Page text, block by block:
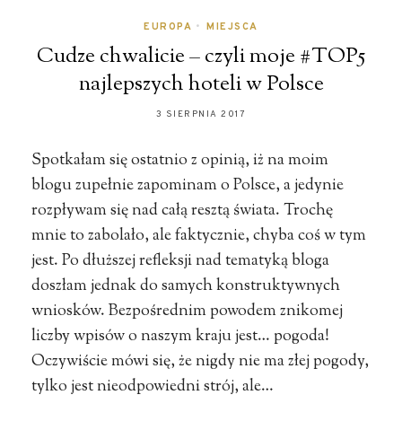
EUROPA • MIEJSCA
Cudze chwalicie – czyli moje #TOP5
najlepszych hoteli w Polsce
3 SIERPNIA 2017
Spotkałam się ostatnio z opinią, iż na moim
blogu zupełnie zapominam o Polsce, a jedynie
rozpływam się nad całą resztą świata. Trochę
mnie to zabolało, ale faktycznie, chyba coś w tym
jest. Po dłuższej refleksji nad tematyką bloga
doszłam jednak do samych konstruktywnych
wniosków. Bezpośrednim powodem znikomej
liczby wpisów o naszym kraju jest… pogoda!
Oczywiście mówi się, że nigdy nie ma złej pogody,
tylko jest nieodpowiedni strój, ale…